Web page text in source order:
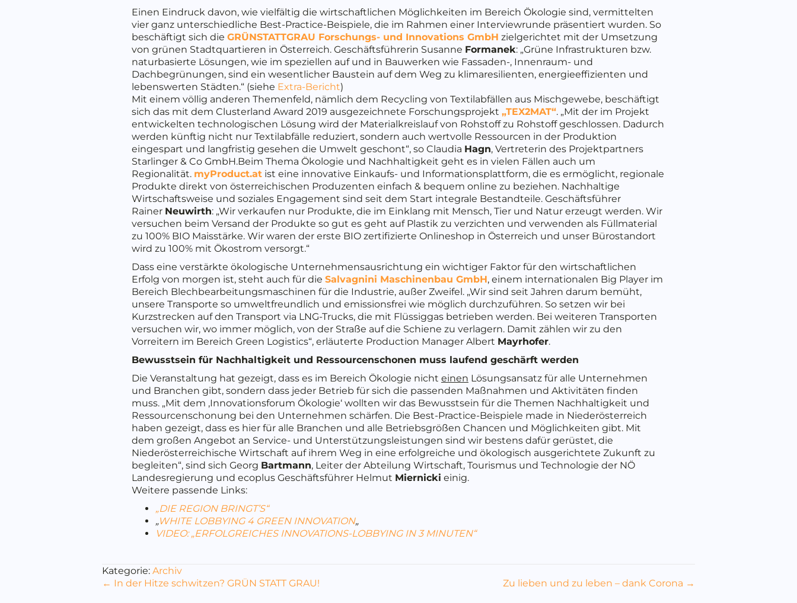
Einen Eindruck davon, wie vielfältig die wirtschaftlichen Möglichkeiten im Bereich Ökologie sind, vermittelten
vier ganz unterschiedliche Best-Practice-Beispiele, die im Rahmen einer Interviewrunde präsentiert wurden. So
beschäftigt sich die GRÜNSTATTGRAU Forschungs- und Innovations GmbH zielgerichtet mit der Umsetzung
von grünen Stadtquartieren in Österreich. Geschäftsführerin Susanne Formanek: „Grüne Infrastrukturen bzw.
naturbasierte Lösungen, wie im speziellen auf und in Bauwerken wie Fassaden-, Innenraum- und
Dachbegrünungen, sind ein wesentlicher Baustein auf dem Weg zu klimaresilienten, energieeffizienten und
lebenswerten Städten.“ (siehe Extra-Bericht)
Mit einem völlig anderen Themenfeld, nämlich dem Recycling von Textilabfällen aus Mischgewebe, beschäftigt
sich das mit dem Clusterland Award 2019 ausgezeichnete Forschungsprojekt „TEX2MAT“. „Mit der im Projekt
entwickelten technologischen Lösung wird der Materialkreislauf von Rohstoff zu Rohstoff geschlossen. Dadurch
werden künftig nicht nur Textilabfälle reduziert, sondern auch wertvolle Ressourcen in der Produktion
eingespart und langfristig gesehen die Umwelt geschont“, so Claudia Hagn, Vertreterin des Projektpartners
Starlinger & Co GmbH.Beim Thema Ökologie und Nachhaltigkeit geht es in vielen Fällen auch um
Regionalität. myProduct.at ist eine innovative Einkaufs- und Informationsplattform, die es ermöglicht, regionale
Produkte direkt von österreichischen Produzenten einfach & bequem online zu beziehen. Nachhaltige
Wirtschaftsweise und soziales Engagement sind seit dem Start integrale Bestandteile. Geschäftsführer
Rainer Neuwirth: „Wir verkaufen nur Produkte, die im Einklang mit Mensch, Tier und Natur erzeugt werden. Wir
versuchen beim Versand der Produkte so gut es geht auf Plastik zu verzichten und verwenden als Füllmaterial
zu 100% BIO Maisstärke. Wir waren der erste BIO zertifizierte Onlineshop in Österreich und unser Bürostandort
wird zu 100% mit Ökostrom versorgt.“
Dass eine verstärkte ökologische Unternehmensausrichtung ein wichtiger Faktor für den wirtschaftlichen
Erfolg von morgen ist, steht auch für die Salvagnini Maschinenbau GmbH, einem internationalen Big Player im
Bereich Blechbearbeitungsmaschinen für die Industrie, außer Zweifel. „Wir sind seit Jahren darum bemüht,
unsere Transporte so umweltfreundlich und emissionsfrei wie möglich durchzuführen. So setzen wir bei
Kurzstrecken auf den Transport via LNG-Trucks, die mit Flüssiggas betrieben werden. Bei weiteren Transporten
versuchen wir, wo immer möglich, von der Straße auf die Schiene zu verlagern. Damit zählen wir zu den
Vorreitern im Bereich Green Logistics“, erläuterte Production Manager Albert Mayrhofer.
Bewusstsein für Nachhaltigkeit und Ressourcenschonen muss laufend geschärft werden
Die Veranstaltung hat gezeigt, dass es im Bereich Ökologie nicht einen Lösungsansatz für alle Unternehmen
und Branchen gibt, sondern dass jeder Betrieb für sich die passenden Maßnahmen und Aktivitäten finden
muss. „Mit dem ‚Innovationsforum Ökologie‘ wollten wir das Bewusstsein für die Themen Nachhaltigkeit und
Ressourcenschonung bei den Unternehmen schärfen. Die Best-Practice-Beispiele made in Niederösterreich
haben gezeigt, dass es hier für alle Branchen und alle Betriebsgrößen Chancen und Möglichkeiten gibt. Mit
dem großen Angebot an Service- und Unterstützungsleistungen sind wir bestens dafür gerüstet, die
Niederösterreichische Wirtschaft auf ihrem Weg in eine erfolgreiche und ökologisch ausgerichtete Zukunft zu
begleiten“, sind sich Georg Bartmann, Leiter der Abteilung Wirtschaft, Tourismus und Technologie der NÖ
Landesregierung und ecoplus Geschäftsführer Helmut Miernicki einig.
Weitere passende Links:
„DIE REGION BRINGT’S“
„WHITE LOBBYING 4 GREEN INNOVATION„
VIDEO: „ERFOLGREICHES INNOVATIONS-LOBBYING IN 3 MINUTEN“
Kategorie: Archiv
Posts
← In der Hitze schwitzen? GRÜN STATT GRAU! Zu lieben und zu leben – dank Corona →